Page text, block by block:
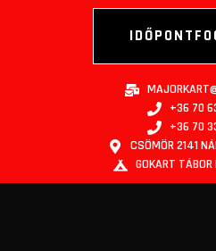
+36 70
+36 70
CSÖMÖR 2141
GOKART